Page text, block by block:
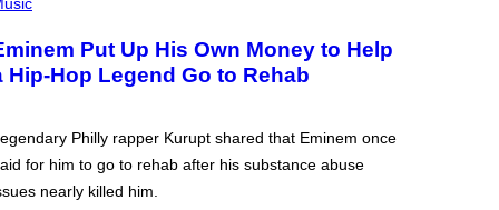
Put Up His Own Money to Help
Hip-Hop Legend Go to Rehab
Philly rapper Kurupt shared that Eminem once
for him to go to rehab after his substance abuse
nearly killed him.